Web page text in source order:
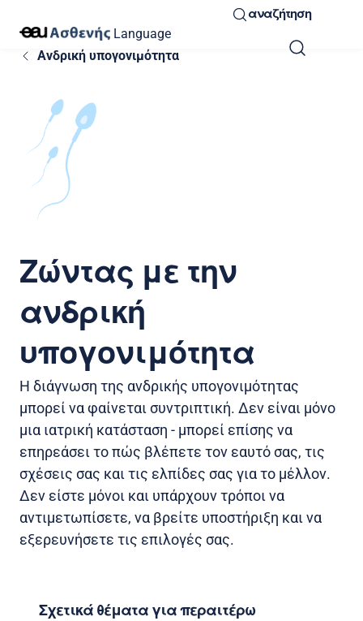
Language
αναζήτηση
Ανδρική υπογονιμότητα
Ζώντας με την
ανδρική
υπογονιμότητα
Η διάγνωση της ανδρικής υπογονιμότητας
μπορεί να φαίνεται συντριπτική. Δεν είναι μόνο
μια ιατρική κατάσταση - μπορεί επίσης να
επηρεάσει το πώς βλέπετε τον εαυτό σας, τις
σχέσεις σας και τις ελπίδες σας για το μέλλον.
Δεν είστε μόνοι και υπάρχουν τρόποι να
αντιμετωπίσετε, να βρείτε υποστήριξη και να
εξερευνήσετε τις επιλογές σας.
Σχετικά θέματα για περαιτέρω